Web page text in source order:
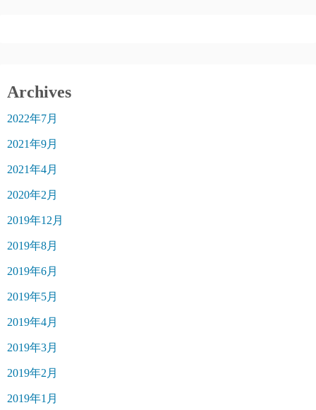
Archives
2022年7月
2021年9月
2021年4月
2020年2月
2019年12月
2019年8月
2019年6月
2019年5月
2019年4月
2019年3月
2019年2月
2019年1月